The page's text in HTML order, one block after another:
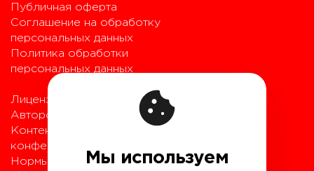
Публичная оферта
Соглашение на обработку
персональных данных
Политика обработки
персональных данных
Лицензионный договор с
Автором
Контентная политика
конференции
Нормы поведения дляМы используем